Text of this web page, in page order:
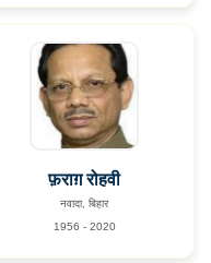
फ़राग़ रोहवी
नवादा, बिहार
1956 - 2020